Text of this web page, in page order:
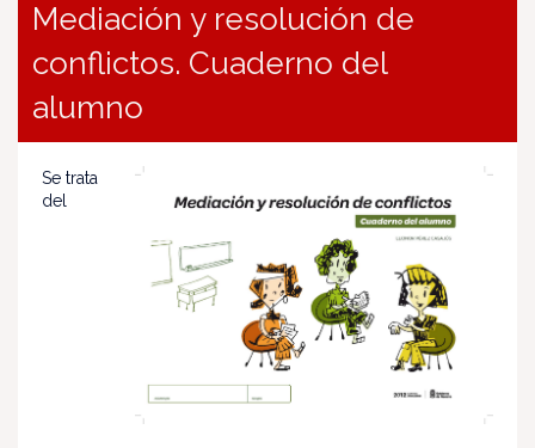
Mediación y resolución de
conflictos. Cuaderno del
alumno
Se trata
del